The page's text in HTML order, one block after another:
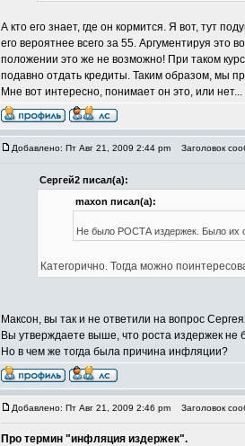
А кто его знает, где он кормится. Я вот, тут
его вероятнее всего за 55. Аргументируя
положении это же не возможно! При таком
подавно отдать кредиты. Таким образом, мы
Мне вот интересно, понимает он это, или нет...
Добавлено: Пт Авг 21, 2009 2:44 pm Заголовок
Сергей2 писал(а):
maxon писал(а):
Не было РОСТА издержек. Было их
Категорично. Тогда можно
Максон, вы так и не ответили на вопрос
Вы утверждаете выше, что роста издержек
Но в чем же тогда была причина инфляции?
Добавлено: Пт Авг 21, 2009 2:46 pm Заголовок
Про термин "инфляция издержек".